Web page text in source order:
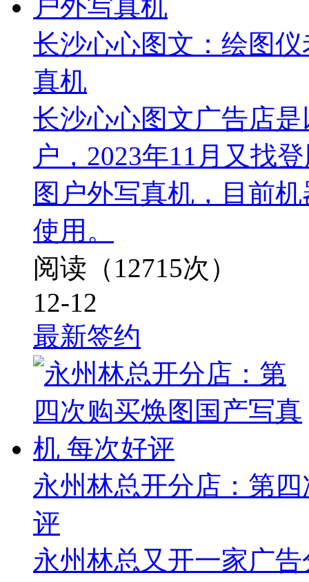
长沙心心图文：绘图
真机
长沙心心图文广告店
户，2023年11月又找
图户外写真机，目前
使用。
阅读（12715次）
12-12
最新签约
永州林总开分店：第
评
永州林总又开一家广